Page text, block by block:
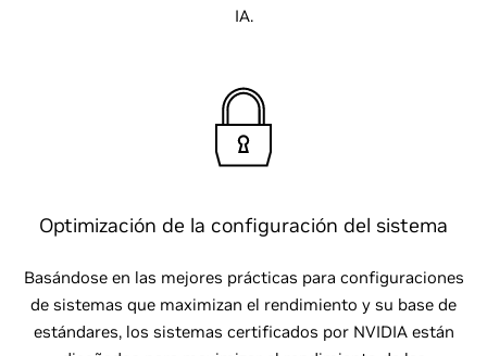
IA.
Optimización de la configuración del sistema
Basándose en las mejores prácticas para configuraciones
de sistemas que maximizan el rendimiento y su base de
estándares, los sistemas certificados por NVIDIA están